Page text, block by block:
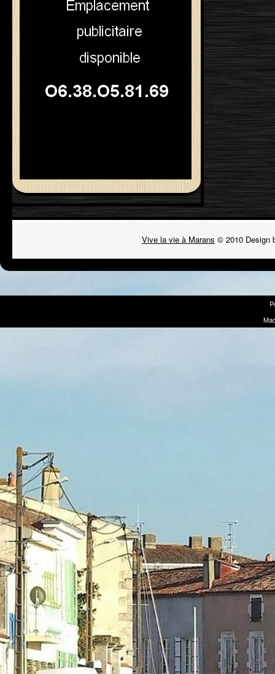
Vive la vie à Marans © 2010 Design